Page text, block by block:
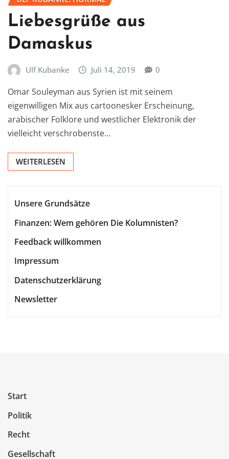
Liebesgrüße aus
Damaskus
Ulf Kubanke Juli 14, 2019 0
Omar Souleyman aus Syrien ist mit seinem
eigenwilligen Mix aus cartoonesker Erscheinung,
arabischer Folklore und westlicher Elektronik der
vielleicht verschrobenste…
WEITERLESEN
Unsere Grundsätze
Finanzen: Wem gehören Die Kolumnisten?
Feedback willkommen
Impressum
Datenschutzerklärung
Newsletter
Start
Politik
Recht
Gesellschaft